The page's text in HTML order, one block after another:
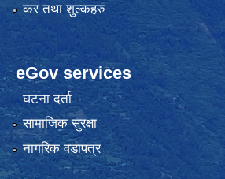
कर तथा शुल्कहरु
eGov services
घटना दर्ता
सामाजिक सुरक्षा
नागरिक वडापत्र